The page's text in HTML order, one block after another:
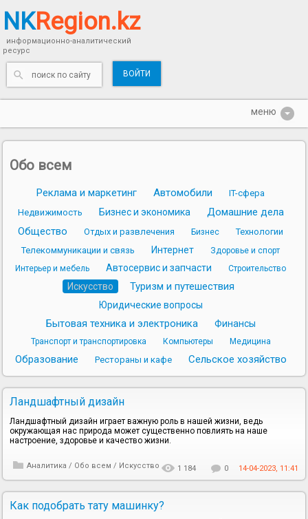
NKRegion.kz
информационно-аналитический
ресурс
ВОЙТИ
Обо всем
Реклама и маркетинг Автомобили
IT-сфера
Недвижимость
Бизнес и экономика
Домашние дела
Общество
Отдых и развлечения Бизнес
Технологии
Телекоммуникации и связь
Интернет
Здоровье и спорт
Интерьер и мебель
Автосервис и запчасти Строительство
Искусство Туризм и путешествия
Юридические вопросы
Бытовая техника и электроника Финансы
Транспорт и транспортировка Компьютеры Медицина
Образование Рестораны и кафе Сельское хозяйство
Ландшафтный дизайн
Ландшафтный дизайн играет важную роль в нашей жизни, ведь
окружающая нас природа может существенно повлиять на наше
настроение, здоровье и качество жизни.
Аналитика / Обо всем / Искусство 1 184 0 14-04-2023, 11:41
Как подобрать тату машинку?